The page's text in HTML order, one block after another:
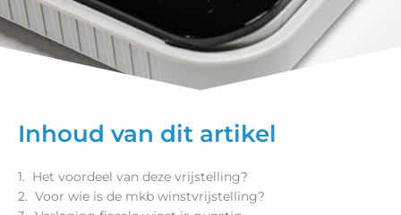
Inhoud van dit artikel
Het voordeel van deze vrijstelling?
Voor wie is de mkb winstvrijstelling?